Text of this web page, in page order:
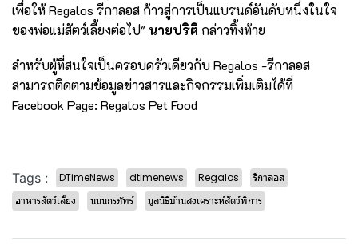
เพื่อให้ Regalos รีกาลอส ก้าวสู่การเป็นแบรนด์อันดับหนึ่งในใจ
ของพ่อแม่สัตว์เลี้ยงต่อไป" นายปริติ กล่าวทิ้งท้าย
สำหรับผู้ที่สนใจเป็นครอบครัวเดียวกับ Regalos -รีกาลอส
สามารถติดตามข้อมูลข่าวสารและกิจกรรมเพิ่มเติมได้ที่
Facebook Page: Regalos Pet Food
Tags : DTimeNews dtimenews Regalos
รีกาลอส
อาหารสัตว์เลี้ยง
นนนกรภัทร์ มูลนิธิบ้านสงเคราะห์สัตว์พิการ